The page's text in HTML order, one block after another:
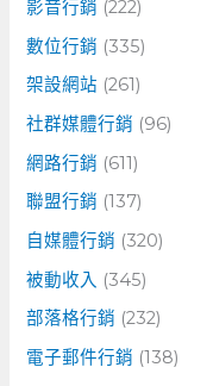
影音行銷 (222)
數位行銷 (335)
架設網站 (261)
社群媒體行銷 (96)
網路行銷 (611)
聯盟行銷 (137)
自媒體行銷 (320)
被動收入 (345)
部落格行銷 (232)
電子郵件行銷 (138)